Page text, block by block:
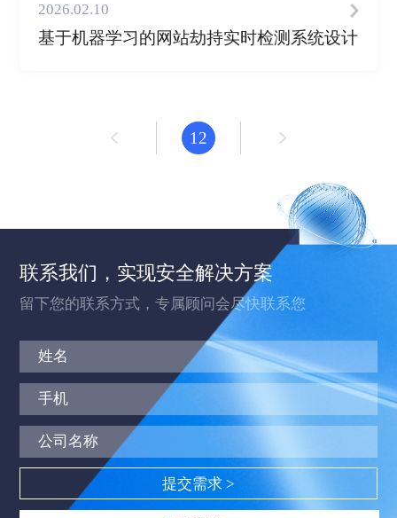
2026.02.10
基于机器学习的网站劫持实时检测系统设计
12
联系我们，实现安全解决方案
留下您的联系方式，专属顾问会尽快联系您